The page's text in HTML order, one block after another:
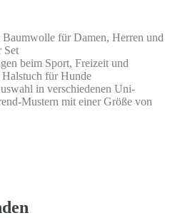
für Damen, Herren und
Set
beim Sport, Freizeit und
Halstuch für Hunde
in verschiedenen Uni-
Mustern mit einer Größe von